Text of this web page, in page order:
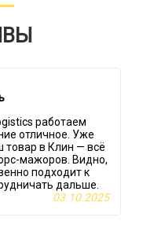
работаем
отличное. Уже
в Клин — всё
мажоров. Видно,
подходит к
дальше.
03.10.2025